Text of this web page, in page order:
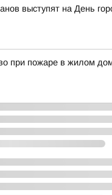
выступят на День
при пожаре в жилом